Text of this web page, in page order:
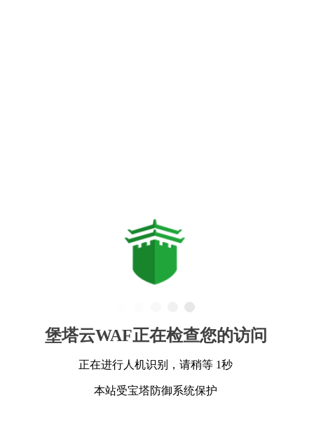
堡塔云WAF正在检查您的访问
正在进行人机识别，请稍等 1秒
本站受宝塔防御系统保护